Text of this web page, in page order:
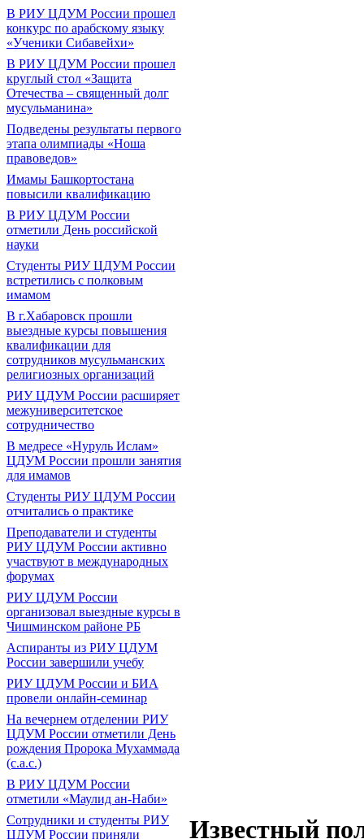
В РИУ ЦДУМ России прошел
конкурс по арабскому языку
«Ученики Сибавейхи»
В РИУ ЦДУМ России прошел
круглый стол «Защита
Отечества – священный долг
мусульманина»
Подведены результаты первого
этапа олимпиады «Ноша
правоведов»
Имамы Башкортостана
повысили квалификацию
В РИУ ЦДУМ России
отметили День российской
науки
Студенты РИУ ЦДУМ России
встретились с полковым
имамом
В г.Хабаровск прошли
выездные курсы повышения
квалификации для
сотрудников мусульманских
религиозных организаций
РИУ ЦДУМ России расширяет
межуниверситетское
сотрудничество
В медресе «Нуруль Ислам»
ЦДУМ России прошли занятия
для имамов
Студенты РИУ ЦДУМ России
отчитались о практике
Преподаватели и студенты
РИУ ЦДУМ России активно
участвуют в международных
форумах
РИУ ЦДУМ России
организовал выездные курсы в
Чишминском районе РБ
Аспиранты из РИУ ЦДУМ
России завершили учебу
РИУ ЦДУМ России и БИА
провели онлайн-семинар
На вечернем отделении РИУ
ЦДУМ России отметили День
рождения Пророка Мухаммада
(с.а.с.)
В РИУ ЦДУМ России
отметили «Маулид ан-Наби»
Сотрудники и студенты РИУ
ЦДУМ России приняли
Известный